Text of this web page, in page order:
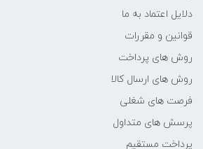
دلایل اعتماد به ما
قوانین و مقررات
روش های پرداخت
روش های ارسال کالا
فرصت های شغلی
پرسش های متداول
پرداخت مستقیم